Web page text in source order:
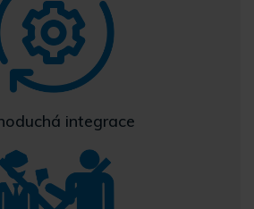
integrace